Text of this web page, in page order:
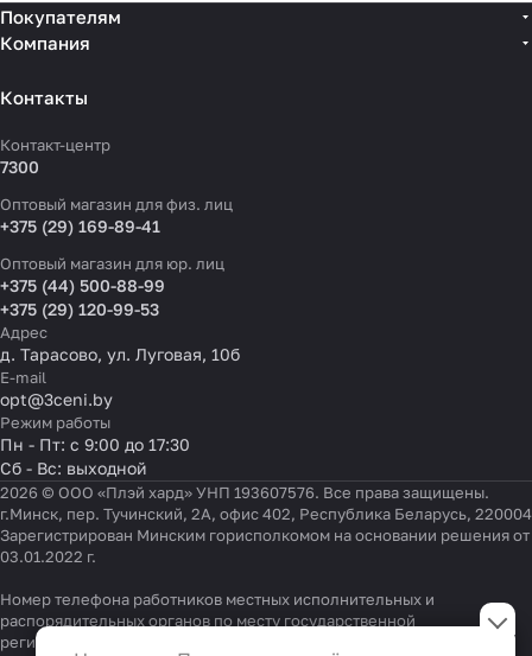
Покупателям
Компания
Контакты
Контакт-центр
7300
Оптовый магазин для физ. лиц
+375 (29) 169-89-41
Оптовый магазин для юр. лиц
+375 (44) 500-88-99
+375 (29) 120-99-53
Адрес
д. Тарасово, ул. Луговая, 10б
E-mail
opt@3ceni.by
Режим работы
Пн - Пт: с 9:00 до 17:30
Сб - Вс: выходной
2026 © ООО «Плэй хард» УНП 193607576. Все права защищены.
г.Минск, пер. Тучинский, 2А, офис 402, Республика Беларусь, 220004
Зарегистрирован Минским горисполкомом на основании решения от
03.01.2022 г.
Номер телефона работников местных исполнительных и
распорядительных органов по месту государственной
регистрации ООО «Плэй хард», уполномоченных рассматривать
Настройки файлов cookie
Функциональные